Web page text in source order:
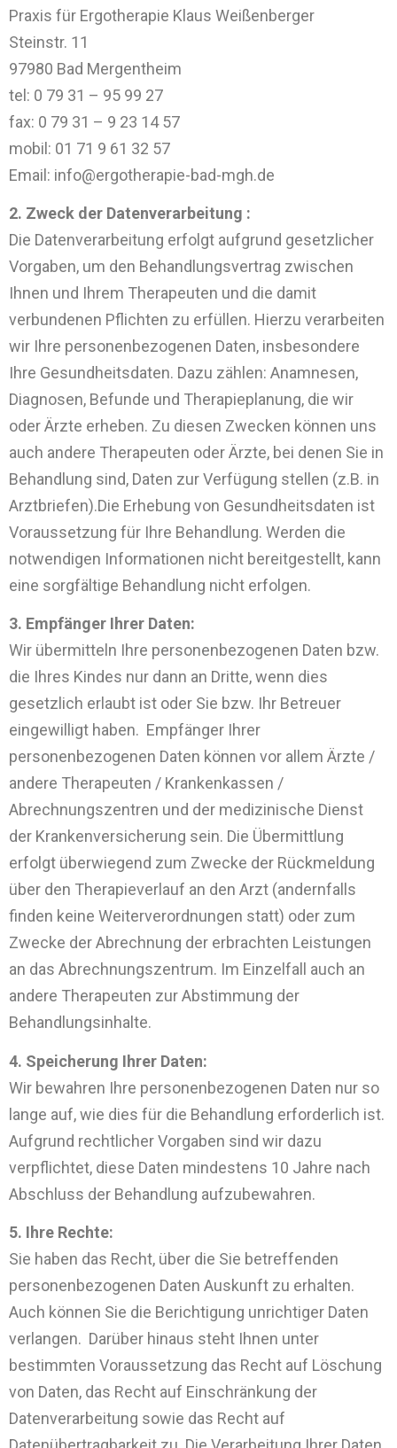
Praxis für Ergotherapie Klaus Weißenberger
Steinstr. 11
97980 Bad Mergentheim
tel: 0 79 31 – 95 99 27
fax: 0 79 31 – 9 23 14 57
mobil: 01 71 9 61 32 57
Email: info@ergotherapie-bad-mgh.de
2. Zweck der Datenverarbeitung :
Die Datenverarbeitung erfolgt aufgrund gesetzlicher
Vorgaben, um den Behandlungsvertrag zwischen
Ihnen und Ihrem Therapeuten und die damit
verbundenen Pflichten zu erfüllen. Hierzu verarbeiten
wir Ihre personenbezogenen Daten, insbesondere
Ihre Gesundheitsdaten. Dazu zählen: Anamnesen,
Diagnosen, Befunde und Therapieplanung, die wir
oder Ärzte erheben. Zu diesen Zwecken können uns
auch andere Therapeuten oder Ärzte, bei denen Sie in
Behandlung sind, Daten zur Verfügung stellen (z.B. in
Arztbriefen).Die Erhebung von Gesundheitsdaten ist
Voraussetzung für Ihre Behandlung. Werden die
notwendigen Informationen nicht bereitgestellt, kann
eine sorgfältige Behandlung nicht erfolgen.
3. Empfänger Ihrer Daten:
Wir übermitteln Ihre personenbezogenen Daten bzw.
die Ihres Kindes nur dann an Dritte, wenn dies
gesetzlich erlaubt ist oder Sie bzw. Ihr Betreuer
eingewilligt haben. Empfänger Ihrer
personenbezogenen Daten können vor allem Ärzte /
andere Therapeuten / Krankenkassen /
Abrechnungszentren und der medizinische Dienst
der Krankenversicherung sein. Die Übermittlung
erfolgt überwiegend zum Zwecke der Rückmeldung
über den Therapieverlauf an den Arzt (andernfalls
finden keine Weiterverordnungen statt) oder zum
Zwecke der Abrechnung der erbrachten Leistungen
an das Abrechnungszentrum. Im Einzelfall auch an
andere Therapeuten zur Abstimmung der
Behandlungsinhalte.
4. Speicherung Ihrer Daten:
Wir bewahren Ihre personenbezogenen Daten nur so
lange auf, wie dies für die Behandlung erforderlich ist.
Aufgrund rechtlicher Vorgaben sind wir dazu
verpflichtet, diese Daten mindestens 10 Jahre nach
Abschluss der Behandlung aufzubewahren.
5. Ihre Rechte:
Sie haben das Recht, über die Sie betreffenden
personenbezogenen Daten Auskunft zu erhalten.
Auch können Sie die Berichtigung unrichtiger Daten
verlangen. Darüber hinaus steht Ihnen unter
bestimmten Voraussetzung das Recht auf Löschung
von Daten, das Recht auf Einschränkung der
Datenverarbeitung sowie das Recht auf